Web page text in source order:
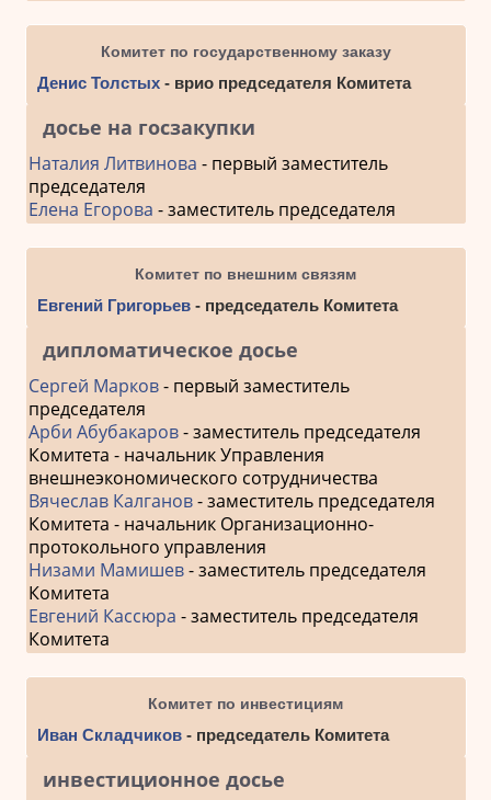
Комитет по государственному заказу
Денис Толстых- врио председателя Комитета
досье на госзакупки
Наталия Литвинова - первый заместитель
председателя
Елена Егорова - заместитель председателя
Комитет по внешним связям
Евгений Григорьев- председатель Комитета
дипломатическое досье
Сергей Марков- первый заместитель
председателя
Арби Абубакаров- заместитель председателя
Комитета - начальник Управления
внешнеэкономического сотрудничества
Вячеслав Калганов- заместитель председателя
Комитета - начальник Организационно-
протокольного управления
Низами Мамишев- заместитель председателя
Комитета
Евгений Кассюра - заместитель председателя
Комитета
Комитет по инвестициям
Иван Складчиков- председатель Комитета
инвестиционное досье